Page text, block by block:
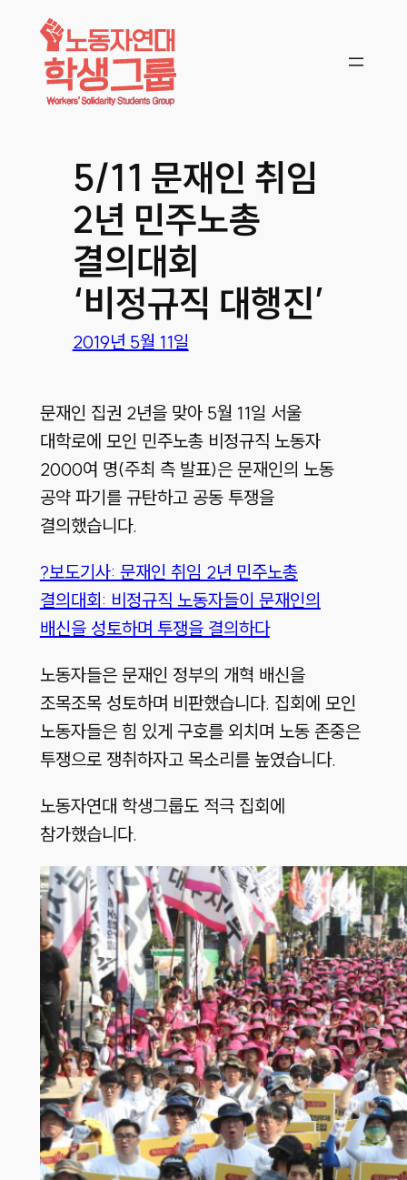
콘텐츠로
바로가기
5/11 문재인 취임
2년 민주노총
결의대회
‘비정규직 대행진’
2019년 5월 11일
문재인 집권 2년을 맞아 5월 11일 서울
대학로에 모인 민주노총 비정규직 노동자
2000여 명(주최 측 발표)은 문재인의 노동
공약 파기를 규탄하고 공동 투쟁을
결의했습니다.
?보도기사: 문재인 취임 2년 민주노총
결의대회: 비정규직 노동자들이 문재인의
배신을 성토하며 투쟁을 결의하다
노동자들은 문재인 정부의 개혁 배신을
조목조목 성토하며 비판했습니다. 집회에 모인
노동자들은 힘 있게 구호를 외치며 노동 존중은
투쟁으로 쟁취하자고 목소리를 높였습니다.
노동자연대 학생그룹도 적극 집회에
참가했습니다.